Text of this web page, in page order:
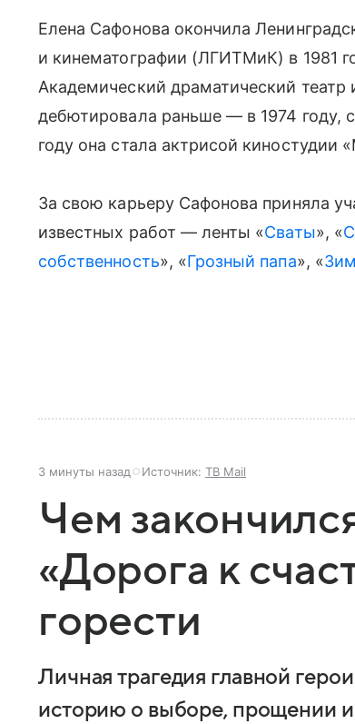
Елена Сафонова окончила
и кинематографии (ЛГИТМиК) в 1981
Академический драматический
дебютировала раньше — в 1974 году,
году она стала актрисой киностудии
За свою карьеру Сафонова приняла
известных работ — ленты «Сваты», «
собственность», «Грозный папа», «
3 минуты назад Источник: ТВ Mail
Чем
«Дорога к
горести
Личная трагедия главной
историю о выборе, прощении и